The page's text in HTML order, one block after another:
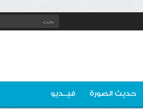
حديث الصورة فيــديو